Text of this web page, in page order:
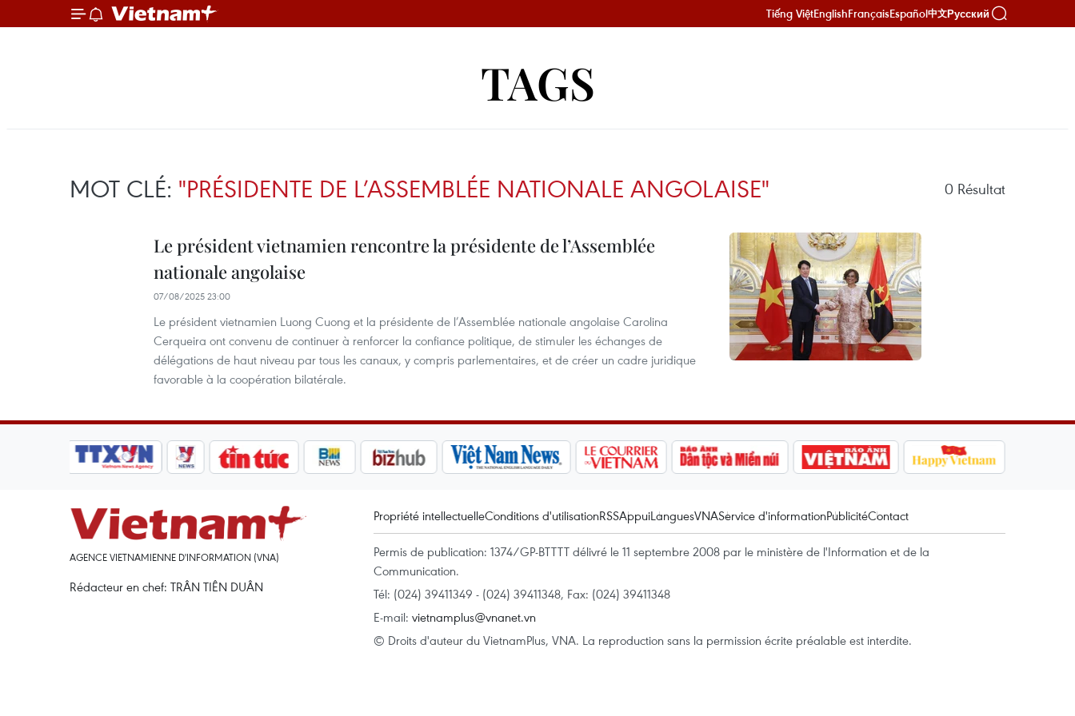
Tiếng ViệtEnglishFrançaisEspañol中文Русский
TAGS
MOT CLÉ: "PRÉSIDENTE DE L’ASSEMBLÉE NATIONALE ANGOLAISE" 0 Résultat
Le président vietnamien rencontre la présidente de l’Assemblée
nationale angolaise
07/08/2025 23:00
Le président vietnamien Luong Cuong et la présidente de l’Assemblée nationale angolaise Carolina
Cerqueira ont convenu de continuer à renforcer la confiance politique, de stimuler les échanges de
délégations de haut niveau par tous les canaux, y compris parlementaires, et de créer un cadre juridique
favorable à la coopération bilatérale.
AGENCE VIETNAMIENNE D'INFORMATION (VNA)
Rédacteur en chef: TRÂN TIÊN DUÂN
Propriété intellectuelleConditions d'utilisationRSSAppuiLanguesVNAService d'informationPublicitéContact
Permis de publication: 1374/GP-BTTTT délivré le 11 septembre 2008 par le ministère de l'Information et de la
Communication.
Tél: (024) 39411349 - (024) 39411348, Fax: (024) 39411348
E-mail: vietnamplus@vnanet.vn
© Droits d'auteur du VietnamPlus, VNA. La reproduction sans la permission écrite préalable est interdite.